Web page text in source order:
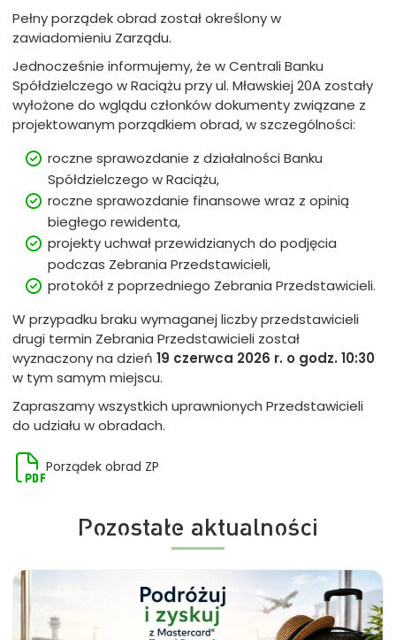
Pełny porządek obrad został określony w
zawiadomieniu Zarządu.
Jednocześnie informujemy, że w Centrali Banku
Spółdzielczego w Raciążu przy ul. Mławskiej 20A zostały
wyłożone do wglądu członków dokumenty związane z
projektowanym porządkiem obrad, w szczególności:
roczne sprawozdanie z działalności Banku
Spółdzielczego w Raciążu,
roczne sprawozdanie finansowe wraz z opinią
biegłego rewidenta,
projekty uchwał przewidzianych do podjęcia
podczas Zebrania Przedstawicieli,
protokół z poprzedniego Zebrania Przedstawicieli.
W przypadku braku wymaganej liczby przedstawicieli
drugi termin Zebrania Przedstawicieli został
wyznaczony na dzień19 czerwca 2026 r. o godz. 10:30
w tym samym miejscu.
Zapraszamy wszystkich uprawnionych Przedstawicieli
do udziału w obradach.
Porządek obrad ZP
Pozostałe aktualności